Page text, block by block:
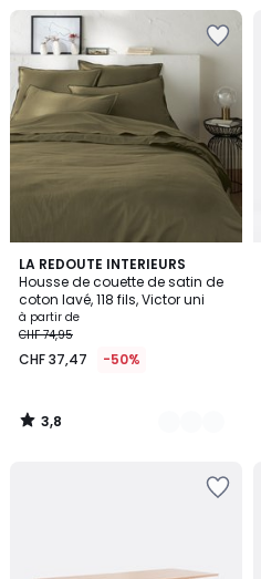
LA REDOUTE INTERIEURS
Housse de couette de satin de
coton lavé, 118 fils, Victor uni
à partir de
CHF 74,95
CHF 37,47 -50%
3,8
/ 5
2
Couleurs
3,8
/